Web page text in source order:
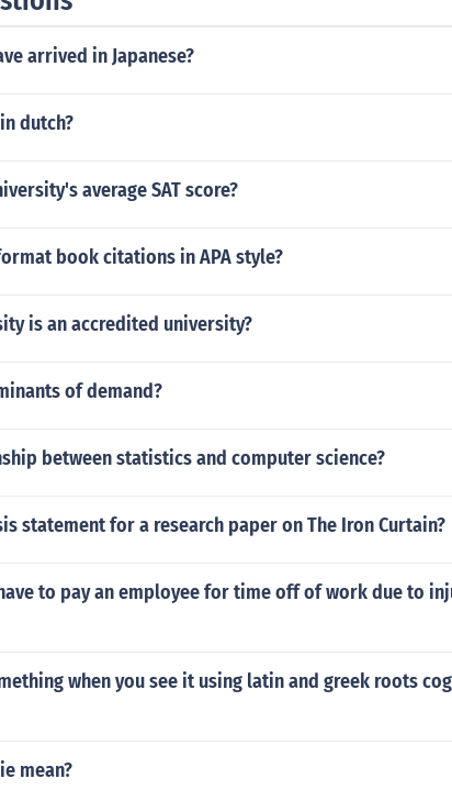
arrived in Japanese?
dutch?
average SAT score?
book citations in APA style?
is an accredited university?
of demand?
between statistics and computer science?
statement for a research paper on The Iron Curtain?
to pay an employee for time off of work due to
when you see it using latin and greek roots
mean?